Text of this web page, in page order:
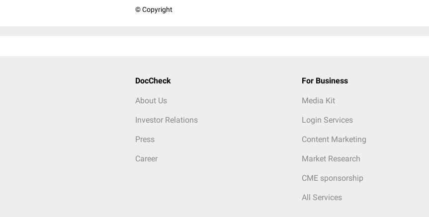
© Copyright
DocCheck
About Us
Investor Relations
Press
Career
For Business
Media Kit
Login Services
Content Marketing
Market Research
CME sponsorship
All Services